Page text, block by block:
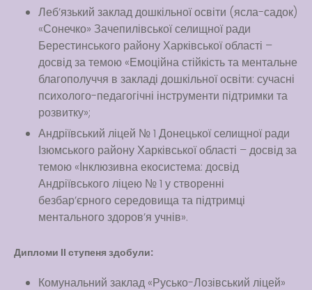
Леб’язький заклад дошкільної освіти (ясла-садок)
«Сонечко» Зачепилівської селищної ради
Берестинського району Харківської області –
досвід за темою «Емоційна стійкість та ментальне
благополуччя в закладі дошкільної освіти: сучасні
психолого-педагогічні інструменти підтримки та
розвитку»;
Андріївський ліцей № 1 Донецької селищної ради
Ізюмського району Харківської області – досвід за
темою «Інклюзивна екосистема: досвід
Андріївського ліцею № 1 у створенні
безбар’єрного середовища та підтримці
ментального здоров’я учнів».
Дипломи ІІ ступеня здобули:
Комунальний заклад «Русько-Лозівський ліцей»